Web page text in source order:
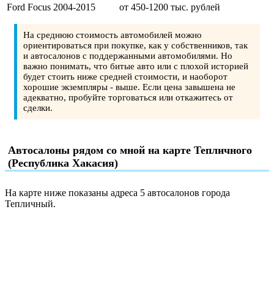
Ford Focus 2004-2015
от 450-1200 тыс. рублей
На среднюю стоимость автомобилей можно
ориентироваться при покупке, как у собственников, так
и автосалонов с поддержанными автомобилями. Но
важно понимать, что битые авто или с плохой историей
будет стоить ниже средней стоимости, и наоборот
хорошие экземпляры - выше. Если цена завышена не
адекватно, пробуйте торговаться или откажитесь от
сделки.
Автосалоны рядом со мной на карте Тепличного
(Республика Хакасия)
На карте ниже показаны адреса 5 автосалонов города
Тепличный.